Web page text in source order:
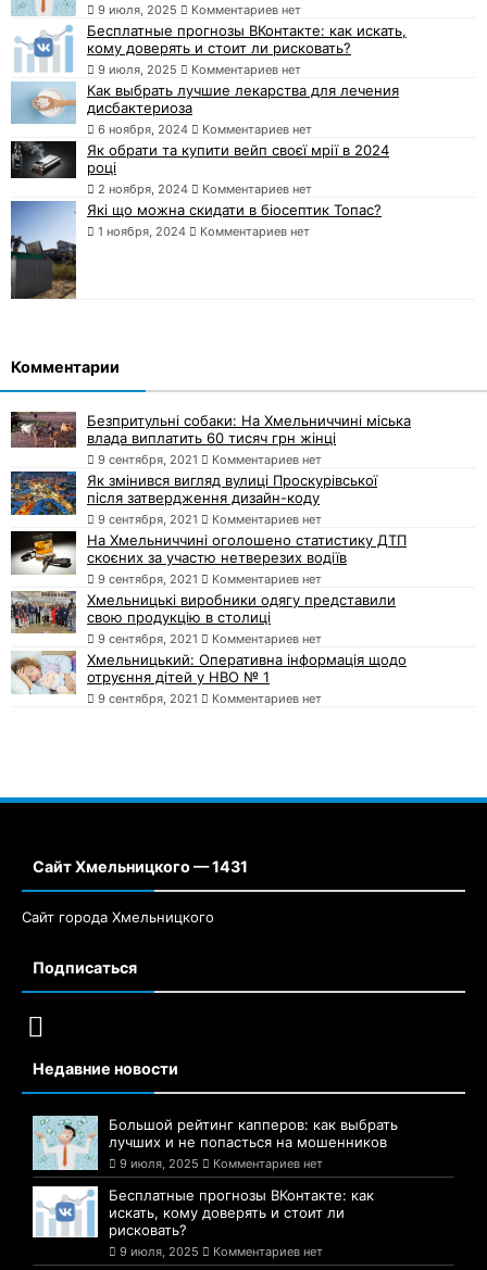
9 июля, 2025 Комментариев нет
Бесплатные прогнозы ВКонтакте: как искать,
кому доверять и стоит ли рисковать?
9 июля, 2025 Комментариев нет
Как выбрать лучшие лекарства для лечения
дисбактериоза
6 ноября, 2024 Комментариев нет
Як обрати та купити вейп своєї мрії в 2024
році
2 ноября, 2024 Комментариев нет
Які що можна скидати в біосептик Топас?
1 ноября, 2024 Комментариев нет
Комментарии
Безпритульні собаки: На Хмельниччині міська
влада виплатить 60 тисяч грн жінці
9 сентября, 2021 Комментариев нет
Як змінився вигляд вулиці Проскурівської
після затвердження дизайн-коду
9 сентября, 2021 Комментариев нет
На Хмельниччині оголошено статистику ДТП
скоєних за участю нетверезих водіїв
9 сентября, 2021 Комментариев нет
Хмельницькі виробники одягу представили
свою продукцію в столиці
9 сентября, 2021 Комментариев нет
Хмельницький: Оперативна інформація щодо
отруєння дітей у НВО № 1
9 сентября, 2021 Комментариев нет
Сайт Хмельницкого — 1431
Сайт города Хмельницкого
Подписаться
Недавние новости
Большой рейтинг капперов: как выбрать
лучших и не попасться на мошенников
9 июля, 2025 Комментариев нет
Бесплатные прогнозы ВКонтакте: как
искать, кому доверять и стоит ли
рисковать?
9 июля, 2025 Комментариев нет